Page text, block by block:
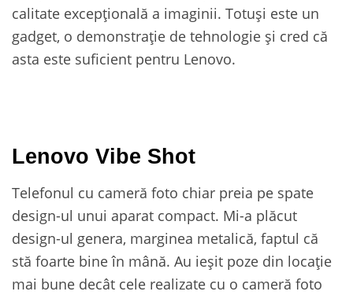
calitate excepțională a imaginii. Totuși este un
gadget, o demonstrație de tehnologie și cred că
asta este suficient pentru Lenovo.
Lenovo Vibe Shot
Telefonul cu cameră foto chiar preia pe spate
design-ul unui aparat compact. Mi-a plăcut
design-ul genera, marginea metalică, faptul că
stă foarte bine în mână. Au ieșit poze din locație
mai bune decât cele realizate cu o cameră foto